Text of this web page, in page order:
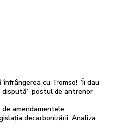
înfrângerea cu Tromso! ”Îi dau
dispută” postul de antrenor
de amendamentele
decarbonizării. Analiza